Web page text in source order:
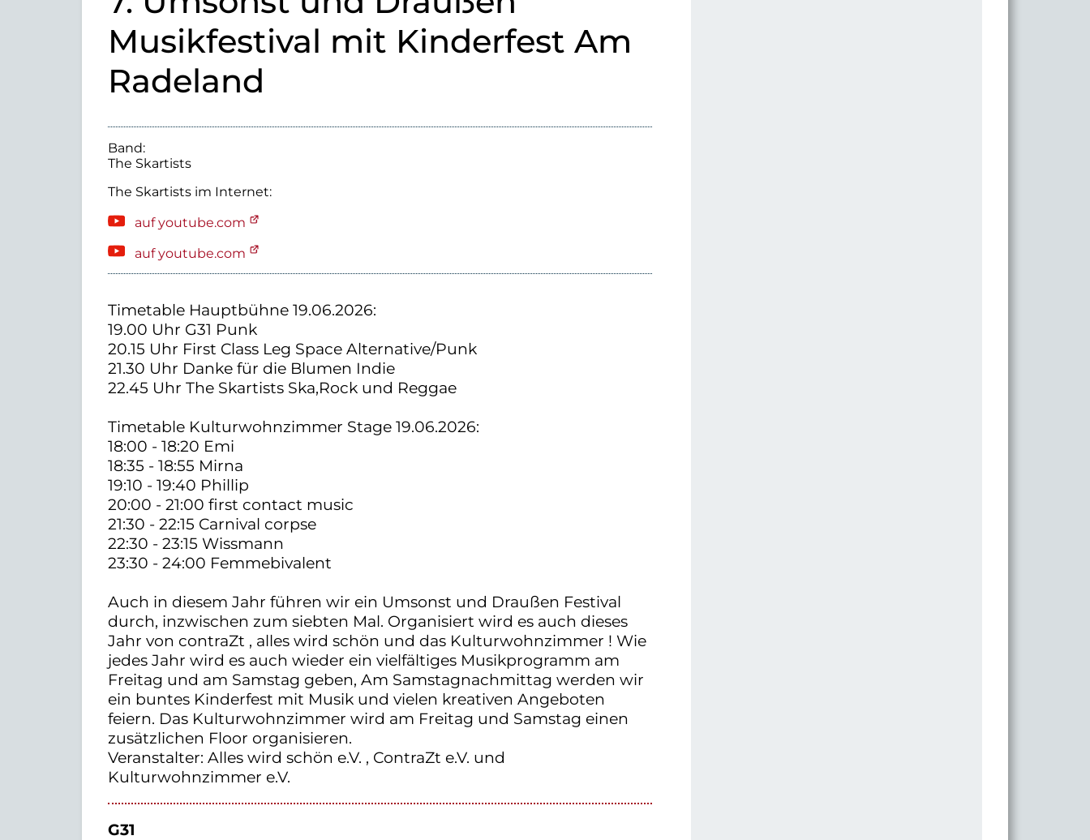
Musikfestival mit Kinderfest Am
Radeland
Band:
The Skartists
The Skartistsim Internet:
auf youtube.com
auf youtube.com
Timetable Hauptbühne 19.06.2026:
19.00 Uhr G31 Punk
20.15 Uhr First Class Leg Space Alternative/Punk
21.30 Uhr Danke für die Blumen Indie
22.45 Uhr The Skartists Ska,Rock und Reggae
Timetable Kulturwohnzimmer Stage 19.06.2026:
18:00 - 18:20 Emi
18:35 - 18:55 Mirna
19:10 - 19:40 Phillip
20:00 - 21:00 first contact music
21:30 - 22:15 Carnival corpse
22:30 - 23:15 Wissmann
23:30 - 24:00 Femmebivalent
Auch in diesem Jahr führen wir ein Umsonst und Draußen Festival
durch, inzwischen zum siebten Mal. Organisiert wird es auch dieses
Jahr von contraZt , alles wird schön und das Kulturwohnzimmer ! Wie
jedes Jahr wird es auch wieder ein vielfältiges Musikprogramm am
Freitag und am Samstag geben, Am Samstagnachmittag werden wir
ein buntes Kinderfest mit Musik und vielen kreativen Angeboten
feiern. Das Kulturwohnzimmer wird am Freitag und Samstag einen
zusätzlichen Floor organisieren.
Veranstalter: Alles wird schön e.V. , ContraZt e.V. und
Kulturwohnzimmer e.V.
G31